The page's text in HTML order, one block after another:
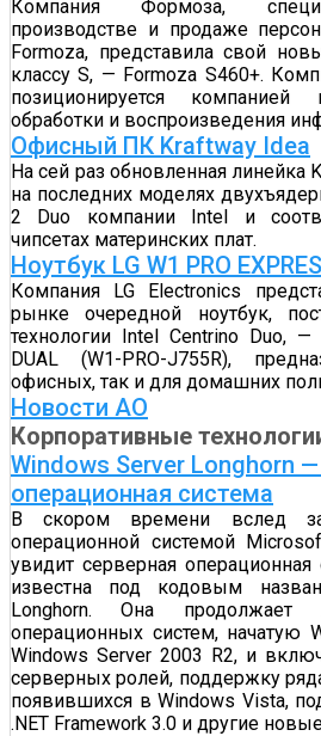
Компания Формоза,
производстве и продаже
Formoza, представила свой
классу S, — Formoza S460+.
позиционируется
обработки и воспроизведения
Офисный ПК Kraftway Idea
На сей раз обновленная линейка
на последних моделях
2 Duo компании Intel и
чипсетах материнских плат.
Ноутбук LG W1 PRO
Компания LG Electronics
рынке очередной ноутбук,
технологии Intel Centrino Duo, —
DUAL (W1-PRO-J755R),
офисных, так и для домашних
Новости АО
Корпоративные
Windows Server Longhorn
операционная система
В скором времени вслед
операционной системой
увидит серверная операционная
известна под кодовым
Longhorn. Она продолжает
операционных систем, начатую
Windows Server 2003 R2, и
серверных ролей, поддержку
появившихся в Windows Vista,
.NET Framework 3.0 и другие